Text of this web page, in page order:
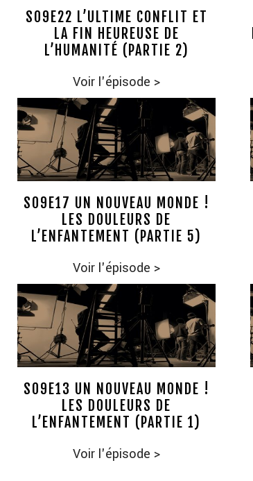
S09E22 L’ULTIME CONFLIT ET
LA FIN HEUREUSE DE
L’HUMANITÉ (PARTIE 2)
Voir l'épisode >
S09E17 UN NOUVEAU MONDE !
LES DOULEURS DE
L’ENFANTEMENT (PARTIE 5)
Voir l'épisode >
S09E13 UN NOUVEAU MONDE !
LES DOULEURS DE
L’ENFANTEMENT (PARTIE 1)
Voir l'épisode >